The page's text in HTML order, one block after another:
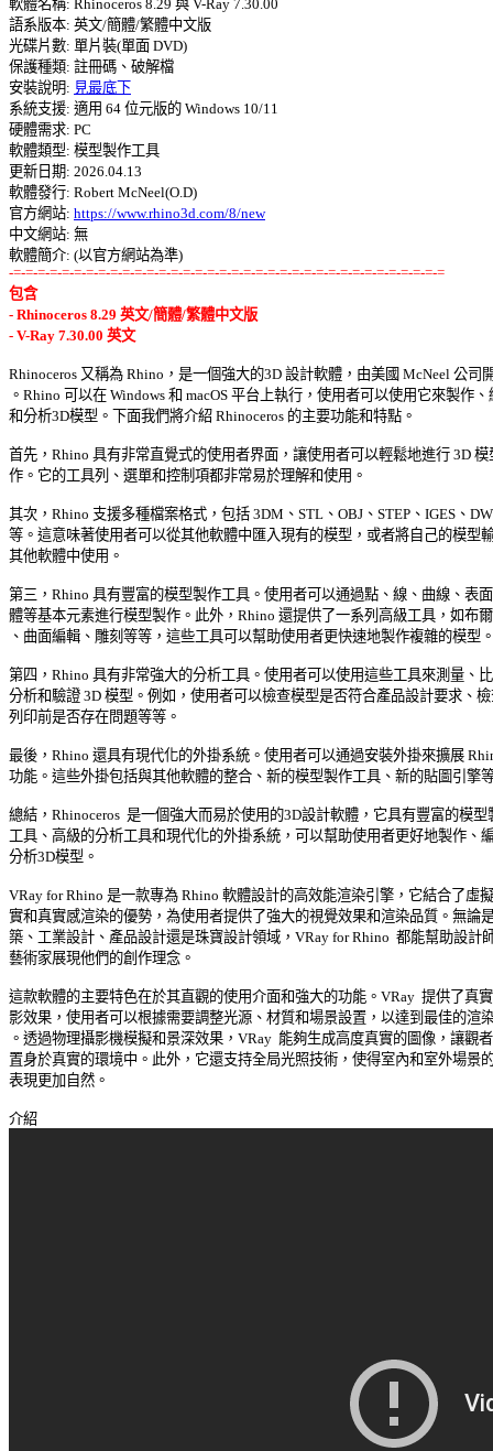
軟體名稱: Rhinoceros 8.29 與 V-Ray 7.30.00
語系版本: 英文/簡體/繁體中文版
光碟片數: 單片裝(單面 DVD)
保護種類: 註冊碼、破解檔
安裝說明: 見最底下
系統支援: 適用 64 位元版的 Windows 10/11
硬體需求: PC
軟體類型: 模型製作工具
更新日期: 2026.04.13
軟體發行: Robert McNeel(O.D)
官方網站: https://www.rhino3d.com/8/new
中文網站: 無
-=-=-=-=-=-=-=-=-=-=-=-=-=-=-=-=-=-=-=-=-=-=-=-=-=-=-=-=-=-=-=-=-=-=-=-=
包含
- Rhinoceros 8.29 英文/簡體/繁體中文版
- V-Ray 7.30.00 英文
Rhinoceros 又稱為 Rhino，是一個強大的3D 設計軟體，由美國 McNeel 公司
。Rhino 可以在 Windows 和 macOS 平台上執行，使用者可以使用它來製作
和分析3D模型。下面我們將介紹 Rhinoceros 的主要功能和特點。
首先，Rhino 具有非常直覺式的使用者界面，讓使用者可以輕鬆地進行 3D
作。它的工具列、選單和控制項都非常易於理解和使用。
其次，Rhino 支援多種檔案格式，包括 3DM、STL、OBJ、STEP、IGES、
等。這意味著使用者可以從其他軟體中匯入現有的模型，或者將自己的模型
其他軟體中使用。
第三，Rhino 具有豐富的模型製作工具。使用者可以通過點、線、曲線、表
體等基本元素進行模型製作。此外，Rhino 還提供了一系列高級工具，如布
、曲面編輯、雕刻等等，這些工具可以幫助使用者更快速地製作複雜的模型
第四，Rhino 具有非常強大的分析工具。使用者可以使用這些工具來測量、
分析和驗證 3D 模型。例如，使用者可以檢查模型是否符合產品設計要求、
列印前是否存在問題等等。
最後，Rhino 還具有現代化的外掛系統。使用者可以通過安裝外掛來擴展
功能。這些外掛包括與其他軟體的整合、新的模型製作工具、新的貼圖引擎
總結，Rhinoceros  是一個強大而易於使用的3D設計軟體，它具有豐富的模
工具、高級的分析工具和現代化的外掛系統，可以幫助使用者更好地製作、
分析3D模型。
VRay for Rhino 是一款專為 Rhino 軟體設計的高效能渲染引擎，它結合了虛
實和真實感渲染的優勢，為使用者提供了強大的視覺效果和渲染品質。無論
築、工業設計、產品設計還是珠寶設計領域，VRay for Rhino  都能幫助設計
藝術家展現他們的創作理念。
這款軟體的主要特色在於其直觀的使用介面和強大的功能。VRay  提供了真
影效果，使用者可以根據需要調整光源、材質和場景設置，以達到最佳的渲
。透過物理攝影機模擬和景深效果，VRay  能夠生成高度真實的圖像，讓觀
置身於真實的環境中。此外，它還支持全局光照技術，使得室內和室外場景
表現更加自然。